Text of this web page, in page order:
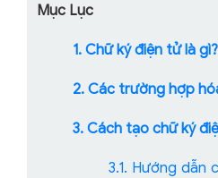
Mục Lục
1. Chữ ký điện tử là
2. Các trường hợp
3. Cách tạo chữ ký
3.1. Hướng dẫn